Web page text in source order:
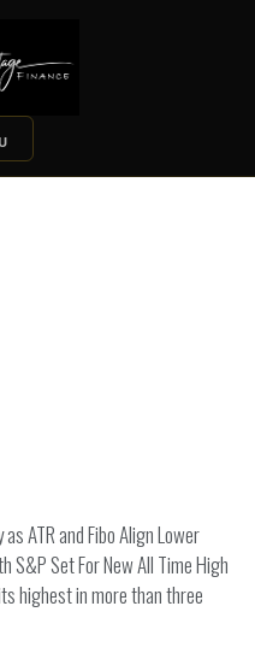
ATR and Fibo Align Lower
S&P Set For New All Time High
highest in more than three